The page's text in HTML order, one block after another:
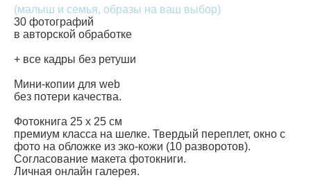
(малыш и семья, образы на ваш выбор)
30 фотографий
в авторской обработке
+ все кадры без ретуши
Мини-копии для web
без потери качества.
Фотокнига 25 х 25 см
премиум класса на шелке. Твердый переплет, окно с
фото на обложке из эко-кожи (10 разворотов).
Согласование макета фотокниги.
Личная онлайн галерея.